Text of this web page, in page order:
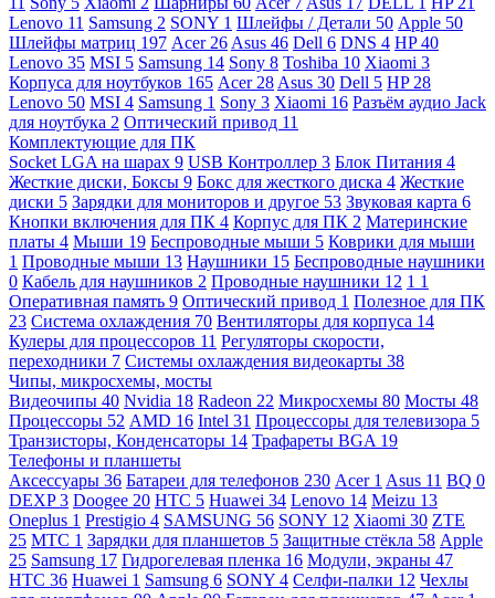
Lenovo 11 Samsung 2 SONY 1 Шлейфы / Детали 50 Apple 50
Шлейфы матриц 197 Acer 26 Asus 46 Dell 6 DNS 4 HP40
Lenovo 35 MSI 5 Samsung 14 Sony 8 Toshiba 10 Xiaomi 3
Корпуса для ноутбуков 165 Acer 28 Asus 30 Dell 5 HP 28
Lenovo 50 MSI 4 Samsung 1 Sony 3 Xiaomi 16 Разъём аудио Jack
для ноутбука 2 Оптический привод 11
Комплектующие для ПК
Socket LGA на шарах 9 USB Контроллер 3 Блок Питания 4
Жесткие диски, Боксы 9 Бокс для жесткого диска 4 Жесткие
диски 5 Зарядки для мониторов и другое 53 Звуковая карта 6
Кнопки включения для ПК 4 Корпус для ПК 2 Материнские
платы 4 Мыши 19 Беспроводные мыши 5 Коврики для мыши
1 Проводные мыши 13 Наушники 15 Беспроводные наушники
0 Кабель для наушников 2 Проводные наушники 12 1 1
Оперативная память 9 Оптический привод 1 Полезное для ПК
23 Система охлаждения 70 Вентиляторы для корпуса 14
Кулеры для процессоров 11 Регуляторы скорости,
переходники 7 Системы охлаждения видеокарты 38
Чипы, микросхемы, мосты
Видеочипы 40 Nvidia 18 Radeon 22 Микросхемы 80 Мосты 48
Процессоры 52 AMD 16 Intel 31 Процессоры для телевизора 5
Транзисторы, Конденсаторы 14 Трафареты BGA 19
Телефоны и планшеты
Аксессуары 36 Батареи для телефонов 230 Acer 1 Asus 11 BQ 0
DEXP3 Doogee 20 HTC 5 Huawei 34 Lenovo 14 Meizu 13
Oneplus 1 Prestigio 4 SAMSUNG 56 SONY 12 Xiaomi 30 ZTE
25 МТС 1 Зарядки для планшетов 5 Защитные стёкла 58 Apple
25 Samsung 17 Гидрогелевая пленка 16 Модули, экраны 47
HTC 36 Huawei 1 Samsung 6 SONY 4 Селфи-палки 12 Чехлы